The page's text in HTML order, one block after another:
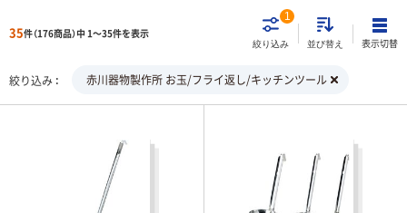
35件（176商品）中 1～35件を表示
絞り込み
1
並び替え 表示切替
絞り込み 赤川器物製作所 お玉/フライ返し/キッチンツール